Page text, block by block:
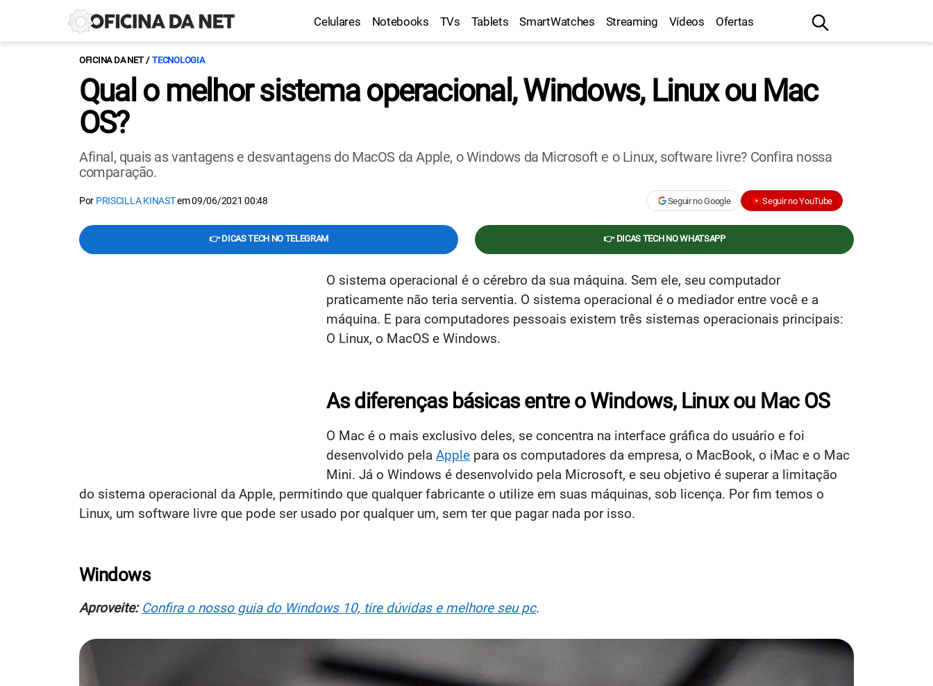
Celulares Notebooks TVs Tablets SmartWatches Streaming Vídeos Ofertas
OFICINA DA NET TECNOLOGIA
Qual o melhor sistema operacional, Windows, Linux ou Mac
OS?
Afinal, quais as vantagens e desvantagens do MacOS da Apple, o Windows da Microsoft e o Linux, software livre? Confira nossa
comparação.
Por PRISCILLA KINASTem09/06/2021 00:48 Seguir no Google Seguir no YouTube
👉 DICAS TECH NO TELEGRAM 👉 DICAS TECH NO WHATSAPP
O sistema operacional é o cérebro da sua máquina. Sem ele, seu computador
praticamente não teria serventia. O sistema operacional é o mediador entre você e a
máquina. E para computadores pessoais existem três sistemas operacionais principais:
O Linux, o MacOS e Windows.
As diferenças básicas entre o Windows, Linux ou Mac OS
O Mac é o mais exclusivo deles, se concentra na interface gráfica do usuário e foi
desenvolvido pela Apple para os computadores da empresa, o MacBook, o iMac e o Mac
Mini. Já o Windows é desenvolvido pela Microsoft, e seu objetivo é superar a limitação
do sistema operacional da Apple, permitindo que qualquer fabricante o utilize em suas máquinas, sob licença. Por fim temos o
Linux, um software livre que pode ser usado por qualquer um, sem ter que pagar nada por isso.
Windows
Aproveite: Confira o nosso guia do Windows 10, tire dúvidas e melhore seu pc.